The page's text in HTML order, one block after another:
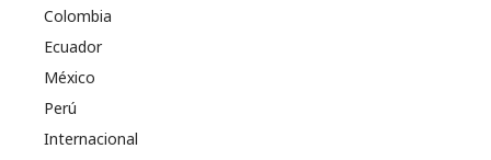
Colombia
Ecuador
México
Perú
Internacional